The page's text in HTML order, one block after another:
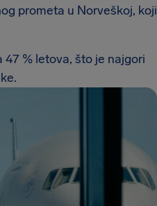
prometa u Norveškoj, koji
% letova, što je najgori